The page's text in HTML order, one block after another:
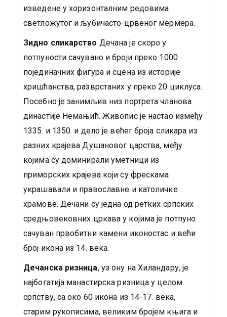
изведене у хоризонталним редовима
светложутог и љубичасто-црвеног мермера.
Зидно сликарство Дечана је скоро у
потпуности сачувано и броји преко 1000
појединачних фигура и сцена из историје
хришћанства, разврстаних у преко 20 циклуса.
Посебно је занимљив низ портрета чланова
династије Немањић. Живопис је настао између
1335. и 1350. и дело је већег броја сликара из
разних крајева Душановог царства, међу
којима су доминирали уметници из
приморских крајева који су фрескама
украшавали и православне и католичке
храмове. Дечани су једна од ретких српских
средњовековних цркава у којима је потпуно
сачуван првобитни камени иконостас и већи
број икона из 14. века.
Дечанска ризница, уз ону на Хиландару, је
најбогатија манастирска ризница у целом
српству, са око 60 икона из 14-17. века,
старим рукописима, великим бројем књига и